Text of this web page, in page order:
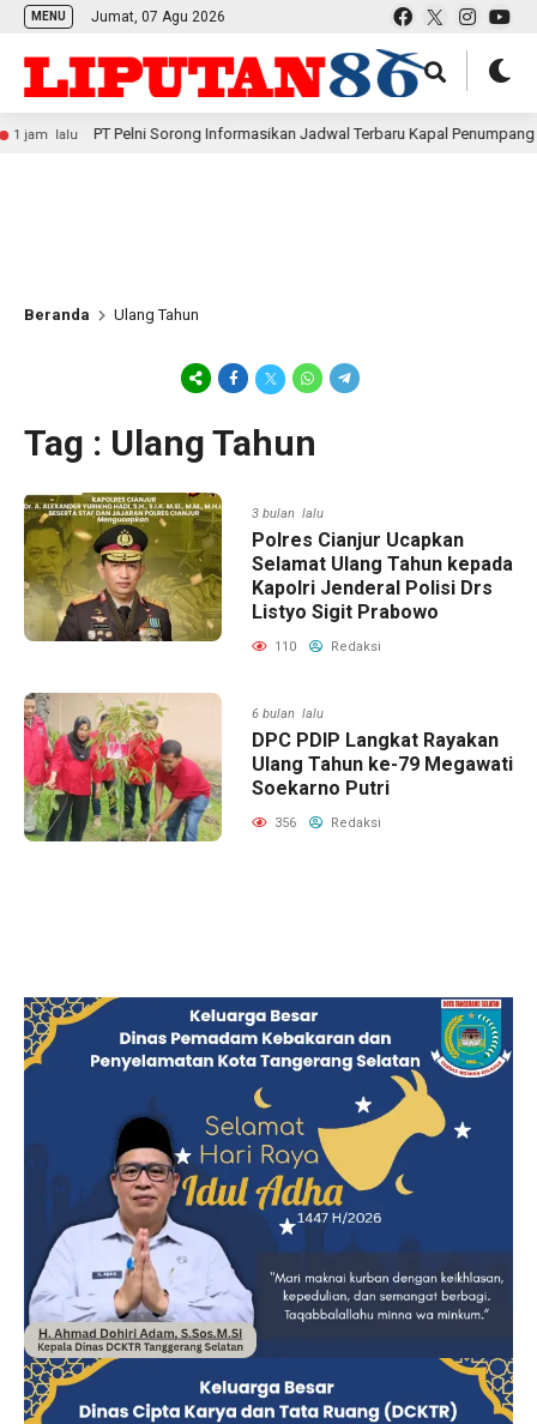
MENU Jumat, 07 Agu 2026
lalu PT Pelni Sorong Informasikan Jadwal Terbaru Kapal Penumpang dan
Beranda Ulang Tahun
Tag : Ulang Tahun
3 bulan lalu
Polres Cianjur Ucapkan
Selamat Ulang Tahun kepada
Kapolri Jenderal Polisi Drs
Listyo Sigit Prabowo
110 Redaksi
6 bulan lalu
DPC PDIP Langkat Rayakan
Ulang Tahun ke-79 Megawati
Soekarno Putri
356 Redaksi